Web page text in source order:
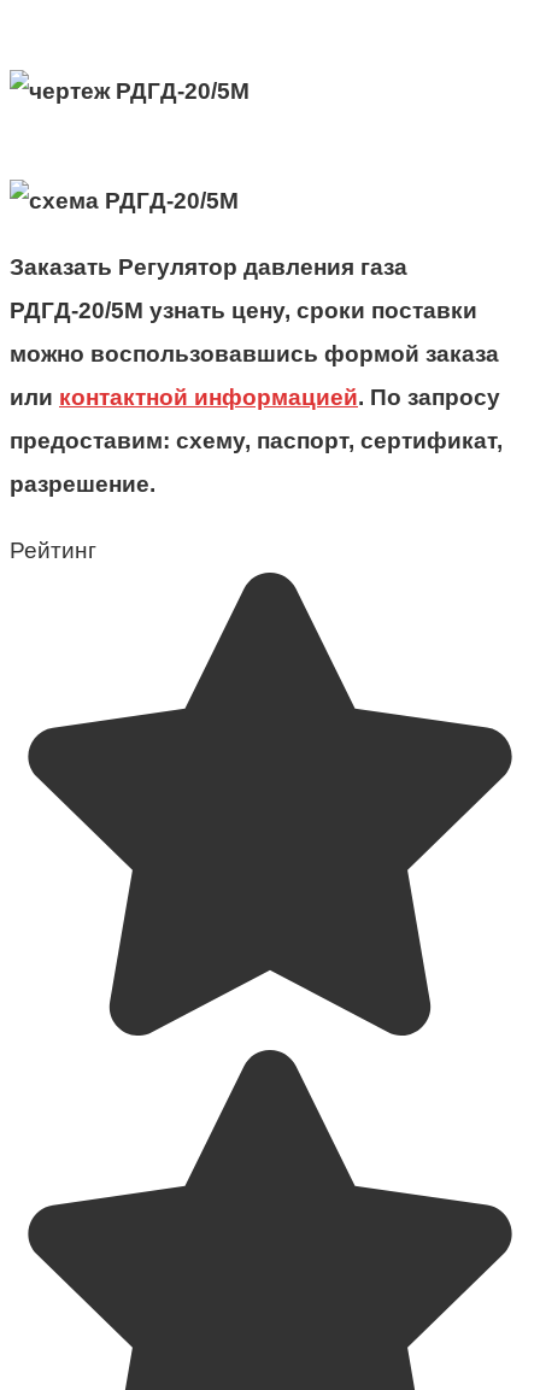
Заказать Регулятор давления газа
РДГД-20/5М узнать цену, сроки поставки
можно воспользовавшись формой заказа
или контактной информацией. По запросу
предоставим: схему, паспорт, сертификат,
разрешение.
Рейтинг